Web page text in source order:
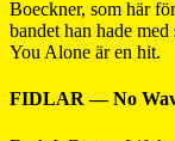
Boeckner, som här
bandet han hade
You Alone är en hit.
FIDLAR — No